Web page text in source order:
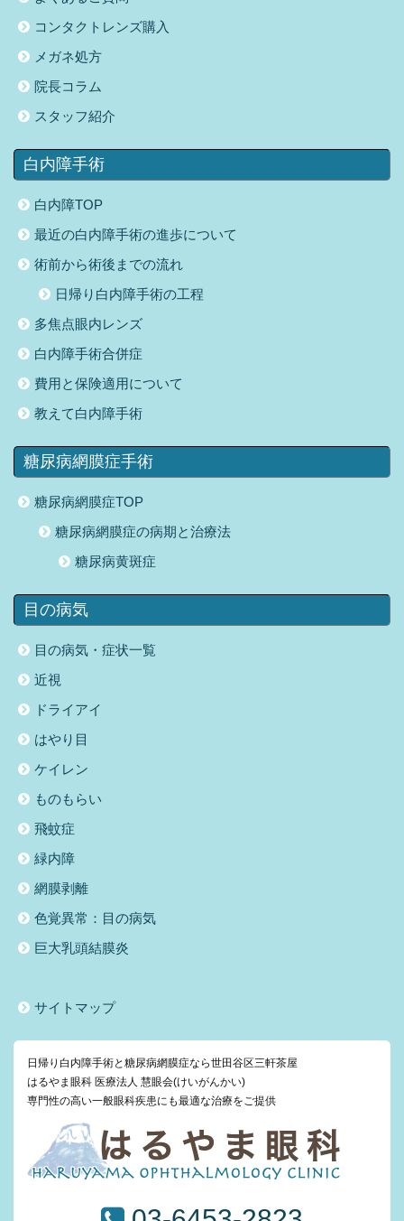
コンタクトレンズ購入
メガネ処方
院長コラム
スタッフ紹介
白内障手術
白内障TOP
最近の白内障手術の進歩について
術前から術後までの流れ
日帰り白内障手術の工程
多焦点眼内レンズ
白内障手術合併症
費用と保険適用について
教えて白内障手術
糖尿病網膜症手術
糖尿病網膜症TOP
糖尿病網膜症の病期と治療法
糖尿病黄斑症
目の病気
目の病気・症状一覧
近視
ドライアイ
はやり目
ケイレン
ものもらい
飛蚊症
緑内障
網膜剥離
色覚異常：目の病気
巨大乳頭結膜炎
サイトマップ
日帰り白内障手術と糖尿病網膜症なら世田谷区三軒茶屋
はるやま眼科 医療法人 慧眼会(けいがんかい)
専門性の高い一般眼科疾患にも最適な治療をご提供